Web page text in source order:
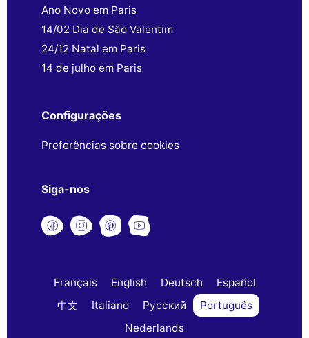
Ano Novo em Paris
14/02 Dia de São Valentim
24/12 Natal em Paris
14 de julho em Paris
Configurações
Preferências sobre cookies
Siga-nos
Français English Deutsch
Español
中文
Italiano Русский
Português
Nederlands